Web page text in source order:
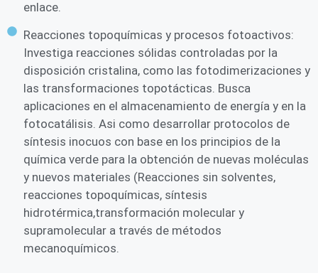
enlace.
Reacciones topoquímicas y procesos fotoactivos:
Investiga reacciones sólidas controladas por la
disposición cristalina, como las fotodimerizaciones y
las transformaciones topotácticas. Busca
aplicaciones en el almacenamiento de energía y en la
fotocatálisis. Asi como desarrollar protocolos de
síntesis inocuos con base en los principios de la
química verde para la obtención de nuevas moléculas
y nuevos materiales (Reacciones sin solventes,
reacciones topoquímicas, síntesis
hidrotérmica,transformación molecular y
supramolecular a través de métodos
mecanoquímicos.